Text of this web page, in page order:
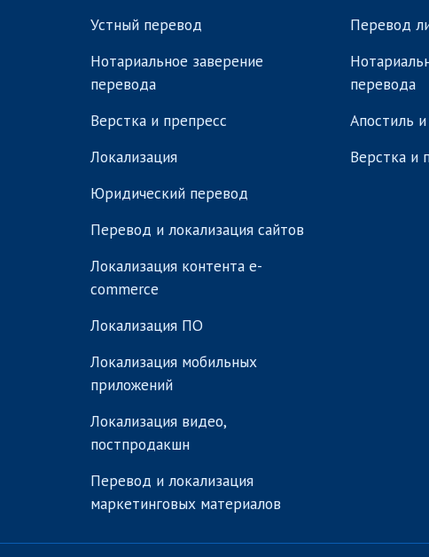
Устный перевод
Нотариальное заверение
перевода
Верстка и препресс
Локализация
Юридический перевод
Перевод и локализация сайтов
Локализация контента e-
commerce
Локализация ПО
Локализация мобильных
приложений
Локализация видео,
постпродакшн
Перевод и локализация
маркетинговых материалов
Перевод
перевода
Апостиль
Верстка и